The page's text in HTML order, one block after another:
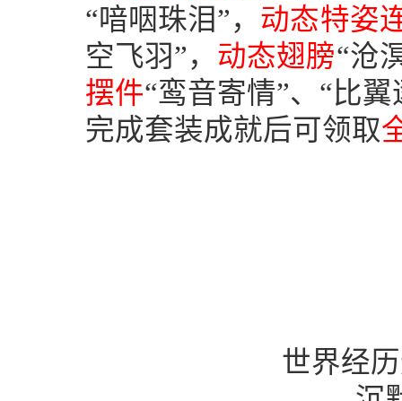
“喑咽珠泪”， 动态特姿
空飞羽”， 动态翅膀“沧
摆件“鸾音寄情”、“比
完成套装成就后可领取
世界经